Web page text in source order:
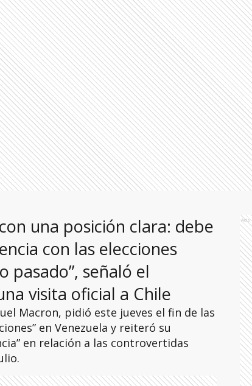
una posición clara: debe
con las elecciones
pasado”, señaló el
visita oficial a Chile
Macron, pidió este jueves el fin de las
en Venezuela y reiteró su
en relación a las controvertidas
Ads